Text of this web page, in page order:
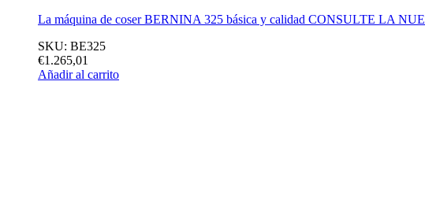
La máquina de coser BERNINA 325 básica y calidad CONSULTE LA
SKU: BE325
€1.265,01
Añadir al carrito